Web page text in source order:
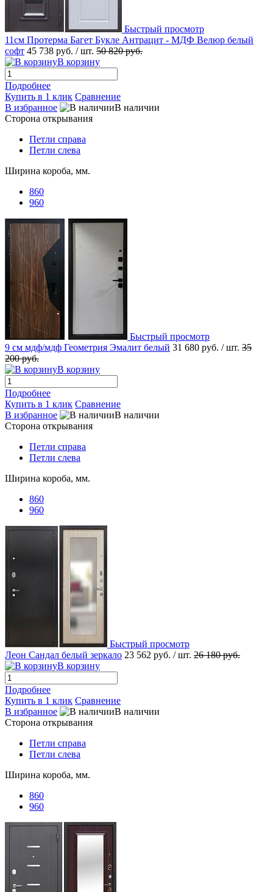
Быстрый просмотр
11см Протерма Багет Букле Антрацит - МДФ Велюр белый
софт 45 738 руб. / шт. 50 820 руб.
В корзину
Подробнее
Купить в 1 клик Сравнение
В избранное
В наличии
Сторона открывания
Петли справа
Петли слева
Ширина короба, мм.
860
960
Быстрый просмотр
9 см мдф/мдф Геометрия Эмалит белый 31 680 руб. / шт. 35
200 руб.
В корзину
Подробнее
Купить в 1 клик Сравнение
В избранное
В наличии
Сторона открывания
Петли справа
Петли слева
Ширина короба, мм.
860
960
Быстрый просмотр
Леон Сандал белый зеркало 23 562 руб. / шт. 26 180 руб.
В корзину
Подробнее
Купить в 1 клик Сравнение
В избранное
В наличии
Сторона открывания
Петли справа
Петли слева
Ширина короба, мм.
860
960